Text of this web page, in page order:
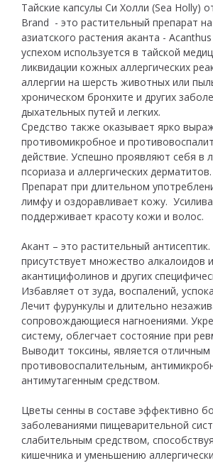
Тайские капсулы Си Холли (Sea Holly)
Brand - это растительный препарат
азиатского растения аканта -
успехом используется в тайской
ликвидации кожных аллергических
аллергии на шерсть животных или
хроническом бронхите и других
дыхательных путей и легких.
Средство также оказывает ярко
противомикробное и
действие. Успешно проявляют себя в
псориаза и аллергических дерматитов.
Препарат при длительном
лимфу и оздоравливает кожу.
поддерживает красоту кожи и волос.
Акант – это растительный
присутствует множество алкалоидов и
акантицифолинов и других
Избавляет от зуда, воспалений,
Лечит фурункулы и длительно
сопровождающиеся нагноениями.
систему, облегчает состояние при
Выводит токсины, является отличным
противовоспалительным,
антимутагенным средством.
Цветы сенны в составе эффективно
заболеваниями пищеварительной
слабительным средством,
кишечника и уменьшению